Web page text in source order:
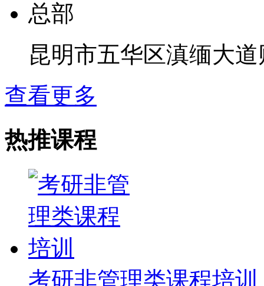
总部
昆明市五华区滇缅大
查看更多
热推课程
考研非管理类课程培训